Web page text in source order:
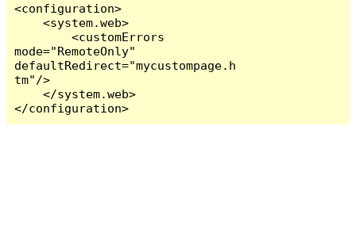
<configuration>
    <system.web>
        <customErrors
mode="RemoteOnly"
defaultRedirect="mycustompage.h
tm"/>
    </system.web>
</configuration>